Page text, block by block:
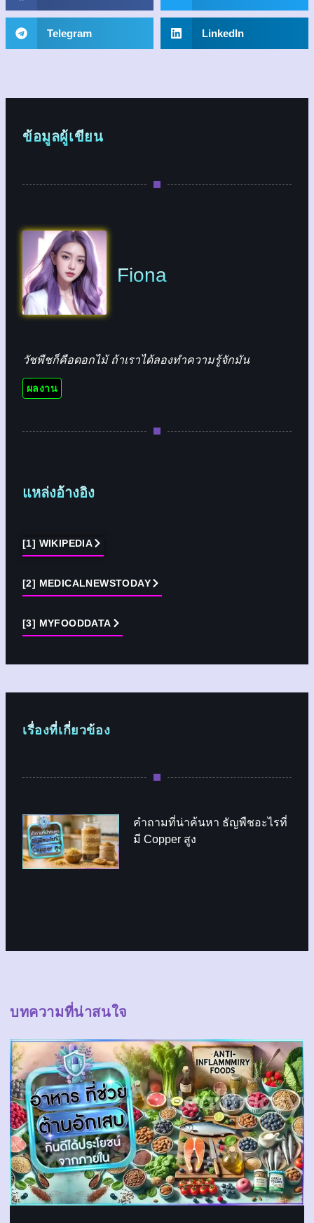
Telegram LinkedIn
ข้อมูลผู้เขียน
Fiona
วัชพืชก็คือดอกไม้ ถ้าเราได้ลองทำความรู้จักมัน
ผลงาน
แหล่งอ้างอิง
[1] WIKIPEDIA
[2] MEDICALNEWSTODAY
[3] MYFOODDATA
เรื่องที่เกี่ยวข้อง
คำถามที่น่าค้นหา ธัญพืชอะไรที่
มี Copper สูง
บทความที่น่าสนใจ